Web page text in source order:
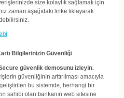
size kolaylık sağlamak için
zaman aşağıdaki linke tıklayarak
Bilgilerinizin Güvenliği
güvenlik demosunu izleyin.
güvenliğinin arttırılması amacıyla
bu sistemde, herhangi bir
sahibi olan bankanın web sitesine